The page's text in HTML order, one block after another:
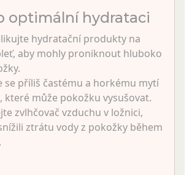
optimální hydrataci
hydratační produkty na
aby mohly proniknout hluboko
se příliš častému a horkému mytí
které může pokožku vysušovat.
zvlhčovač vzduchu v ložnici,
ztrátu vody z pokožky během